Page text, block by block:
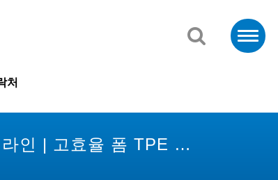
처
인 | 고효율 폼 TPE 압